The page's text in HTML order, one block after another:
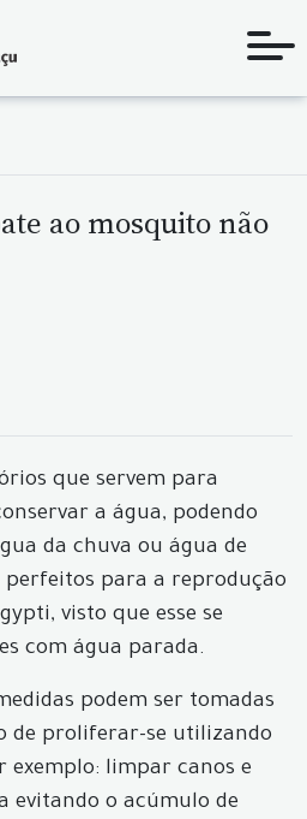
ao mosquito não
que servem para
a água, podendo
da chuva ou água de
perfeitos para a reprodução
visto que esse se
com água parada.
podem ser tomadas
de proliferar-se utilizando
exemplo: limpar canos e
evitando o acúmulo de